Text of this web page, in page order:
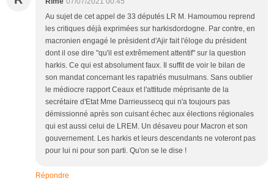
Au sujet de cet appel de 33 députés LR M. Hamoumou reprend
les critiques déjà exprimées sur harkisdordogne. Par contre, en
macronien engagé le président d'Ajir fait l'éloge du président
dont il ose dire "qu'il est extrêmement attentif" sur la question
harkis. Ce qui est absolument faux. Il suffit de voir le bilan de
son mandat concernant les rapatriés musulmans. Sans oublier
le médiocre rapport Ceaux et l'attitude méprisante de la
secrétaire d'Etat Mme Darrieussecq qui n'a toujours pas
démissionné après son cuisant échec aux élections régionales
qui est aussi celui de LREM. Un désaveu pour Macron et son
gouvernement. Les harkis et leurs descendants ne voteront pas
pour lui ni pour son parti. Qu'on se le dise !
Répondre